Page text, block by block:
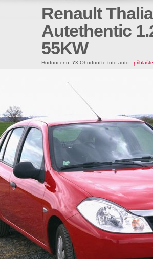
Renault Thalia
Autethentic
55KW
Hodnoceno: 7× Ohodnoťte toto auto -